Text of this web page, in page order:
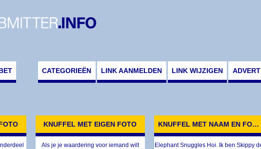
CATEGORIEËN LINK AANMELDEN LINK WIJZIGEN
KNUFFEL MET EIGEN FOTO
Als je je waardering voor iemand wilt
KNUFFEL MET NAAM EN FOTO
Elephant Snuggles Hoi. Ik ben Skippy